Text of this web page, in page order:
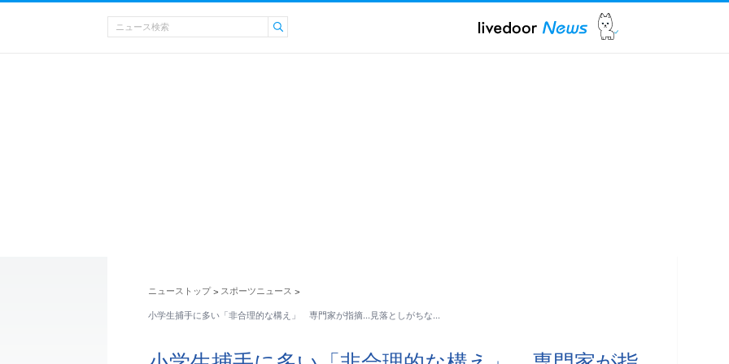
ニューストップ > スポーツニュース >
小学生捕手に多い「非合理的な構え」 専門家が指摘…見落としがちな…